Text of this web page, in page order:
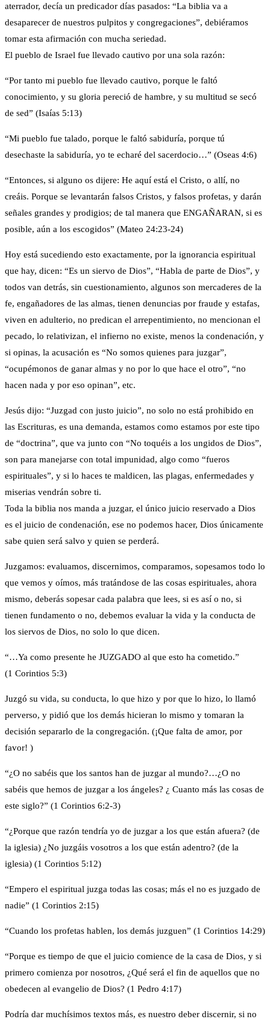
aterrador, decía un predicador días pasados: “La biblia va a
desaparecer de nuestros pulpitos y congregaciones”, debiéramos
tomar esta afirmación con mucha seriedad.
El pueblo de Israel fue llevado cautivo por una sola razón:
“Por tanto mi pueblo fue llevado cautivo, porque le faltó
conocimiento, y su gloria pereció de hambre, y su multitud se secó
de sed” (Isaías 5:13)
“Mi pueblo fue talado, porque le faltó sabiduría, porque tú
desechaste la sabiduría, yo te echaré del sacerdocio…” (Oseas 4:6)
“Entonces, si alguno os dijere: He aquí está el Cristo, o allí, no
creáis. Porque se levantarán falsos Cristos, y falsos profetas, y darán
señales grandes y prodigios; de tal manera que ENGAÑARAN, si es
posible, aún a los escogidos” (Mateo 24:23-24)
Hoy está sucediendo esto exactamente, por la ignorancia espiritual
que hay, dicen: “Es un siervo de Dios”, “Habla de parte de Dios”, y
todos van detrás, sin cuestionamiento, algunos son mercaderes de la
fe, engañadores de las almas, tienen denuncias por fraude y estafas,
viven en adulterio, no predican el arrepentimiento, no mencionan el
pecado, lo relativizan, el infierno no existe, menos la condenación, y
si opinas, la acusación es “No somos quienes para juzgar”,
“ocupémonos de ganar almas y no por lo que hace el otro”, “no
hacen nada y por eso opinan”, etc.
Jesús dijo: “Juzgad con justo juicio”, no solo no está prohibido en
las Escrituras, es una demanda, estamos como estamos por este tipo
de “doctrina”, que va junto con “No toquéis a los ungidos de Dios”,
son para manejarse con total impunidad, algo como “fueros
espirituales”, y si lo haces te maldicen, las plagas, enfermedades y
miserias vendrán sobre ti.
Toda la biblia nos manda a juzgar, el único juicio reservado a Dios
es el juicio de condenación, ese no podemos hacer, Dios únicamente
sabe quien será salvo y quien se perderá.
Juzgamos: evaluamos, discernimos, comparamos, sopesamos todo lo
que vemos y oímos, más tratándose de las cosas espirituales, ahora
mismo, deberás sopesar cada palabra que lees, si es así o no, si
tienen fundamento o no, debemos evaluar la vida y la conducta de
los siervos de Dios, no solo lo que dicen.
“…Ya como presente he JUZGADO al que esto ha cometido.”
(1 Corintios 5:3)
Juzgó su vida, su conducta, lo que hizo y por que lo hizo, lo llamó
perverso, y pidió que los demás hicieran lo mismo y tomaran la
decisión separarlo de la congregación. (¡Que falta de amor, por
favor! )
“¿O no sabéis que los santos han de juzgar al mundo?…¿O no
sabéis que hemos de juzgar a los ángeles? ¿ Cuanto más las cosas de
este siglo?” (1 Corintios 6:2-3)
“¿Porque que razón tendría yo de juzgar a los que están afuera? (de
la iglesia) ¿No juzgáis vosotros a los que están adentro? (de la
iglesia) (1 Corintios 5:12)
“Empero el espiritual juzga todas las cosas; más el no es juzgado de
nadie” (1 Corintios 2:15)
“Cuando los profetas hablen, los demás juzguen” (1 Corintios 14:29)
“Porque es tiempo de que el juicio comience de la casa de Dios, y si
primero comienza por nosotros, ¿Qué será el fin de aquellos que no
obedecen al evangelio de Dios? (1 Pedro 4:17)
Podría dar muchísimos textos más, es nuestro deber discernir, si no